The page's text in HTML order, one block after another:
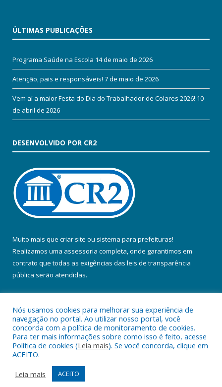
ÚLTIMAS PUBLICAÇÕES
Programa Saúde na Escola 14 de maio de 2026
Atenção, pais e responsáveis! 7 de maio de 2026
Vem aí a maior Festa do Dia do Trabalhador de Colares 2026! 10
de abril de 2026
DESENVOLVIDO POR CR2
Muito mais que criar site ou sistema para prefeituras!
Realizamos uma assessoria completa, onde garantimos em
contrato que todas as exigências das leis de transparência
pública serão atendidas.
Todos os direitos reservados a Prefeitura Municipal de Colares.
Mapa do Site
Acessar Área Administrativa
Acessar Webmail
Nós usamos cookies para melhorar sua experiência de
navegação no portal. Ao utilizar nosso portal, você
concorda com a política de monitoramento de cookies.
Para ter mais informações sobre como isso é feito, acesse
Política de cookies (Leia mais). Se você concorda, clique em
ACEITO.
Leia mais
ACEITO